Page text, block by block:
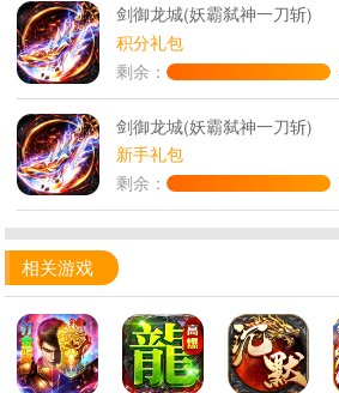
剑御龙城(妖霸弑神一刀斩)
积分礼包
剩余：
剑御龙城(妖霸弑神一刀斩)
新手礼包
剩余：
相关游戏